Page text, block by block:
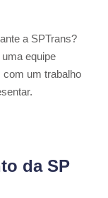
a SPTrans?
equipe
com um trabalho
da SP